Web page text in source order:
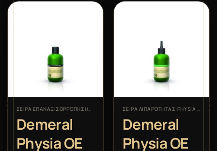
ΣΕΙΡΆ ΕΠΑΝΑΞΙΣΟΡΡΌΠΗΣΗΣ|PHYSIA OE
Demeral
Physia OE
ΣΕΙΡΆ ΛΙΠΑΡΌΤΗΤΑΣ|PHYSIA OE
Demeral
Physia OE